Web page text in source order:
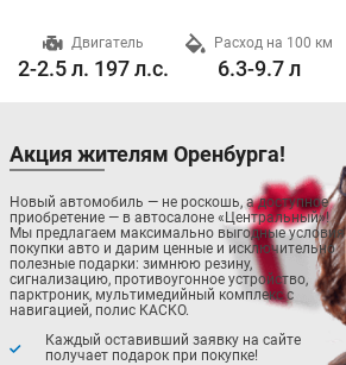
Двигатель
2-2.5 л. 197 л.с.
Расход на 100 км
6.3-9.7 л
Акция жителям Оренбурга!
Новый автомобиль — не роскошь, а доступное
приобретение — в автосалоне «Центральный»!
Мы предлагаем максимально выгодные условия
покупки авто и дарим ценные и исключительно
полезные подарки: зимнюю резину,
сигнализацию, противоугонное устройство,
парктроник, мультимедийный комплекс с
навигацией, полис КАСКО.
Каждый оставивший заявку на сайте
получает подарок при покупке!